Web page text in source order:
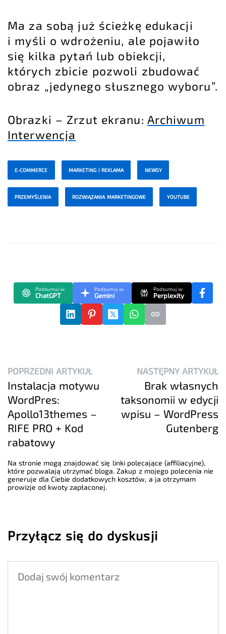
Ma za sobą już ścieżkę edukacji
i myśli o wdrożeniu, ale pojawiło
się kilka pytań lub obiekcji,
których zbicie pozwoli zbudować
obraz „jedynego słusznego wyboru”.
Obrazki – Zrzut ekranu: Archiwum
Interwencja
E-COMMERCE MARKETING I REKLAMA NEWSY
PRZEMYŚLENIA ROZWIĄZANIA MARKETINGOWE YOUTUBE
Podsumuj w:
ChatGPT
Podsumuj w:
Gemini
Podsumuj w:
Perplexity
POPRZEDNI ARTYKUŁ
Instalacja motywu
WordPres:
Apollo13themes –
RIFE PRO + Kod
rabatowy
NASTĘPNY ARTYKUŁ
Brak własnych
taksonomii w edycji
wpisu – WordPress
Gutenberg
Na stronie mogą znajdować się linki polecające (affiliacyjne),
które pozwalają utrzymać bloga. Zakup z mojego polecenia nie
generuje dla Ciebie dodatkowych kosztów, a ja otrzymam
prowizje od kwoty zapłaconej.
Przyłącz się do dyskusji